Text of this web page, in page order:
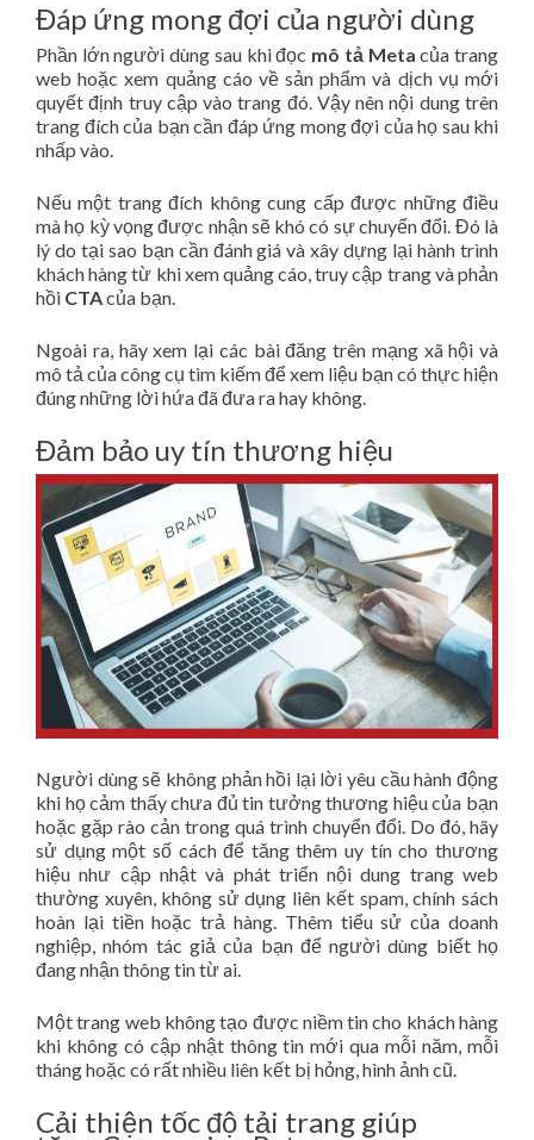
Đáp ứng mong đợi của người dùng
Phần lớn người dùng sau khi đọc mô tả Meta của trang
web hoặc xem quảng cáo về sản phẩm và dịch vụ mới
quyết định truy cập vào trang đó. Vậy nên nội dung trên
trang đích của bạn cần đáp ứng mong đợi của họ sau khi
nhấp vào.
Nếu một trang đích không cung cấp được những điều
mà họ kỳ vọng được nhận sẽ khó có sự chuyển đổi. Đó là
lý do tại sao bạn cần đánh giá và xây dựng lại hành trình
khách hàng từ khi xem quảng cáo, truy cập trang và phản
hồi CTAcủa bạn.
Ngoài ra, hãy xem lại các bài đăng trên mạng xã hội và
mô tả của công cụ tìm kiếm để xem liệu bạn có thực hiện
đúng những lời hứa đã đưa ra hay không.
Đảm bảo uy tín thương hiệu
Người dùng sẽ không phản hồi lại lời yêu cầu hành động
khi họ cảm thấy chưa đủ tin tưởng thương hiệu của bạn
hoặc gặp rào cản trong quá trình chuyển đổi. Do đó, hãy
sử dụng một số cách để tăng thêm uy tín cho thương
hiệu như cập nhật và phát triển nội dung trang web
thường xuyên, không sử dụng liên kết spam, chính sách
hoàn lại tiền hoặc trả hàng. Thêm tiểu sử của doanh
nghiệp, nhóm tác giả của bạn để người dùng biết họ
đang nhận thông tin từ ai.
Một trang web không tạo được niềm tin cho khách hàng
khi không có cập nhật thông tin mới qua mỗi năm, mỗi
tháng hoặc có rất nhiều liên kết bị hỏng, hình ảnh cũ.
Cải thiện tốc độ tải trang giúp